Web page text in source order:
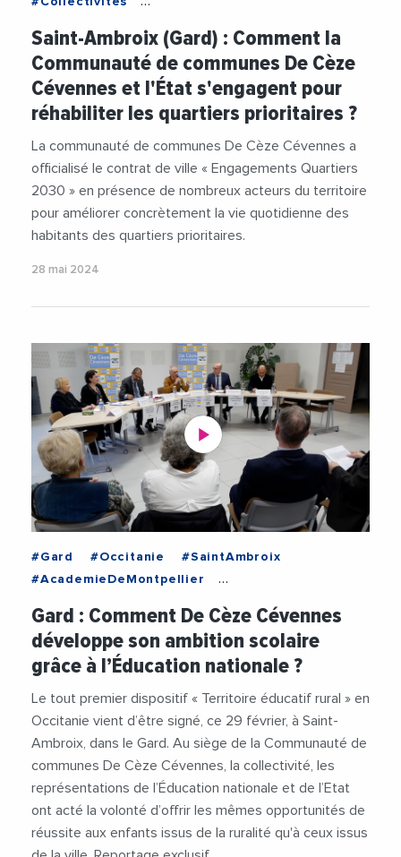
#Decideurs
#DepartementDuGard
#DeveloppementEconomique
#Economie
#JeromeBonet
#Logement
#LogementSocial
#OlivierMartin
Saint-Ambroix (Gard) : Comment la
Communauté de communes De Cèze
Cévennes et l'État s'engagent pour
réhabiliter les quartiers prioritaires ?
La communauté de communes De Cèze Cévennes a
officialisé le contrat de ville « Engagements Quartiers
2030 » en présence de nombreux acteurs du territoire
pour améliorer concrètement la vie quotidienne des
habitants des quartiers prioritaires.
28 mai 2024
#Gard #Occitanie
#SaintAmbroix
#AcademieDeMontpellier
#Education
#OlivierMartin
#PrefectureDuGard
#Ruralite #Videos
Gard : Comment De Cèze Cévennes
développe son ambition scolaire
grâce à l’Éducation nationale ?
Le tout premier dispositif « Territoire éducatif rural » en
Occitanie vient d’être signé, ce 29 février, à Saint-
Ambroix, dans le Gard. Au siège de la Communauté de
communes De Cèze Cévennes, la collectivité, les
représentations de l’Éducation nationale et de l’Etat
ont acté la volonté d’offrir les mêmes opportunités de
réussite aux enfants issus de la ruralité qu'à ceux issus